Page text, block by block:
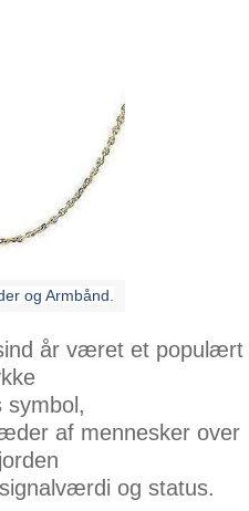
og Armbånd.
år været et populært
symbol,
af mennesker over
og status.